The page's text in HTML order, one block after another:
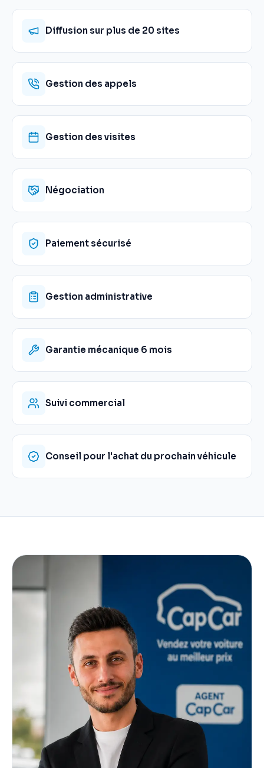
Diffusion sur plus de 20 sites
Gestion des appels
Gestion des visites
Négociation
Paiement sécurisé
Gestion administrative
Garantie mécanique 6 mois
Suivi commercial
Conseil pour l'achat du prochain véhicule